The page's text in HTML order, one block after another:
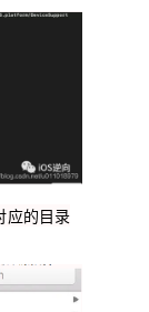
应的目录